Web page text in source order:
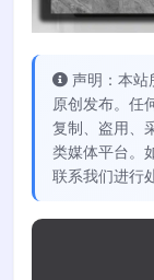
声明：本站
原创发布。任
复制、盗用、
类媒体平台。
联系我们进行